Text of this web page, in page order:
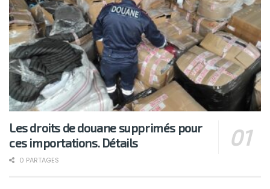
Les droits de douane supprimés pour
ces importations. Détails
0 PARTAGES